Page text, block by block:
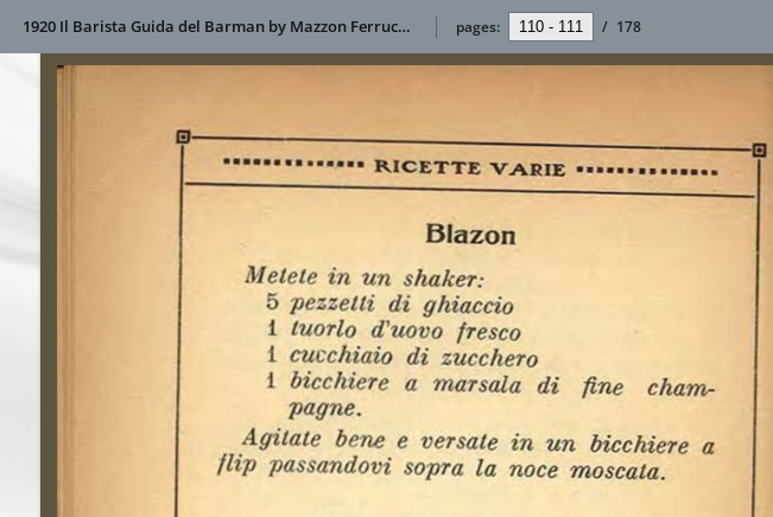
1920 Il Barista Guida del Barman by Mazzon Ferruccio pages: / 178